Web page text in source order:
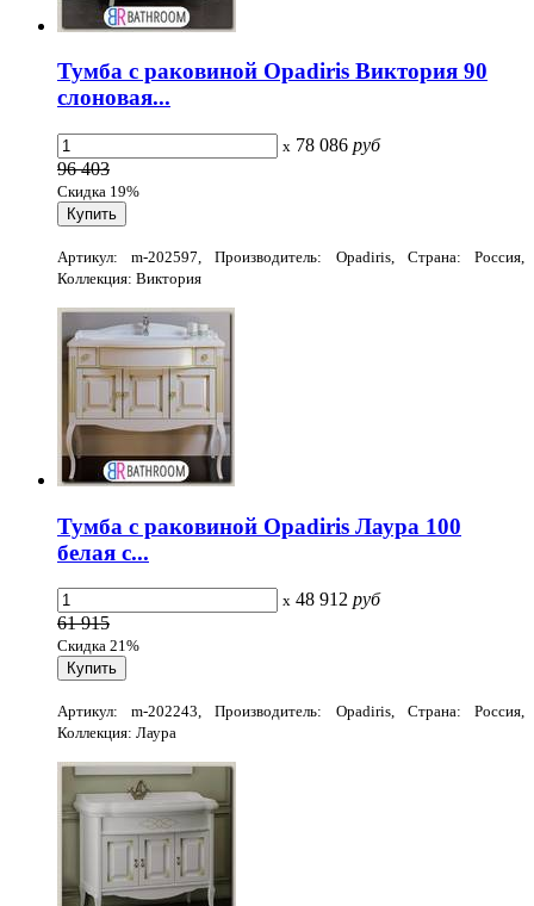
Тумба с раковиной Opadiris Виктория 90
слоновая...
x 78 086 руб
96 403
Скидка 19%
Артикул: m-202597, Производитель: Opadiris, Страна: Россия,
Коллекция: Виктория
Тумба с раковиной Opadiris Лаура 100
белая с...
x 48 912 руб
61 915
Скидка 21%
Артикул: m-202243, Производитель: Opadiris, Страна: Россия,
Коллекция: Лаура